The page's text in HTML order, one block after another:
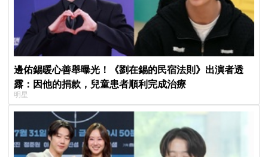
邊佑錫暖心善舉曝光！《劉在錫的民宿法則》出演者透
露：因他的捐款，兒童患者順利完成治療
明星